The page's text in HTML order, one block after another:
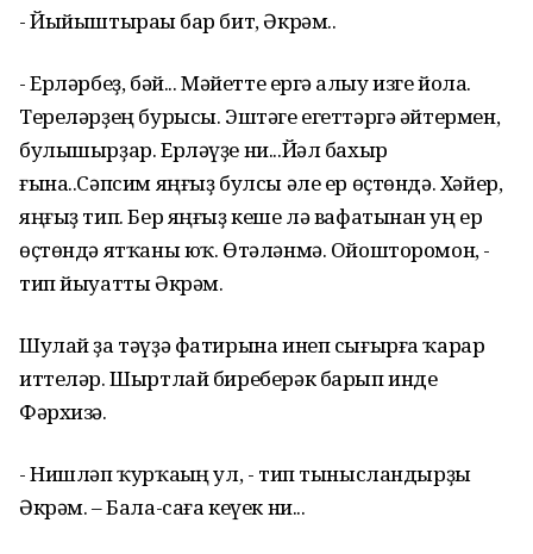
- Йыйыштыраһы бар бит, Әкрәм..
- Ерләрбеҙ, бәй... Мәйетте ергә һалыу изге йола.
Тереләрҙең бурысы. Эштәге егеттәргә әйтермен,
булышырҙар. Ерләүҙе ни...Йәл бахыр
ғына..Сәпсим яңғыҙ булсы әле ер өҫтөндә. Хәйер,
яңғыҙ тип. Бер яңғыҙ кеше лә вафатынан һуң ер
өҫтөндә ятҡаны юҡ. Өтәләнмә. Ойошторомон, -
тип йыуатты Әкрәм.
Шулай ҙа тәүҙә фатирына инеп сығырға ҡарар
иттеләр. Шыртлай биреберәк барып инде
Фәрхизә.
- Нишләп ҡурҡаһың ул, - тип тынысландырҙы
Әкрәм. – Бала-саға кеүек ни...